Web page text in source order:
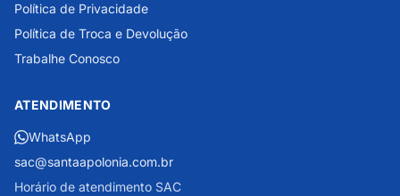
Política de Privacidade
Política de Troca e Devolução
Trabalhe Conosco
ATENDIMENTO
WhatsApp
sac@santaapolonia.com.br
Horário de atendimento SAC